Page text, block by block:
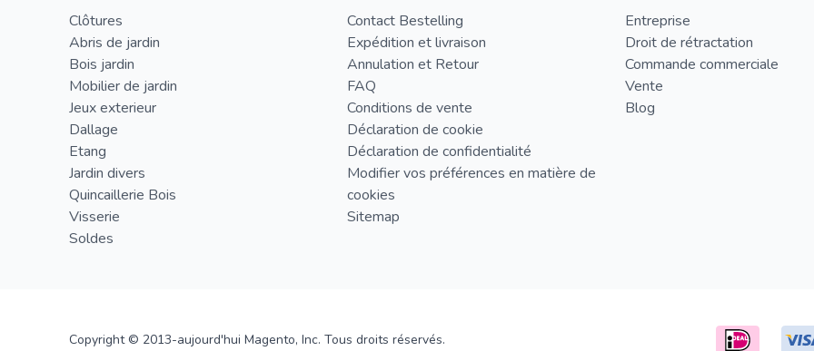
Clôtures
Abris de jardin
Bois jardin
Mobilier de jardin
Jeux exterieur
Dallage
Etang
Jardin divers
Quincaillerie Bois
Visserie
Soldes
Contact Bestelling
Expédition et livraison
Annulation et Retour
FAQ
Conditions de vente
Déclaration de cookie
Déclaration de confidentialité
Modifier vos préférences en matière de
cookies
Sitemap
Entreprise
Droit de rétractation
Commande commerciale
Vente
Blog
Copyright © 2013-aujourd'hui Magento, Inc. Tous droits réservés.